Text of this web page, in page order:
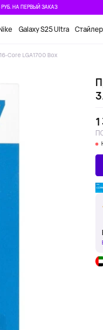
РУБ. НА ПЕРВЫЙ ЗАКАЗ
Galaxy S25 Ultra
Core LGA1700 Box